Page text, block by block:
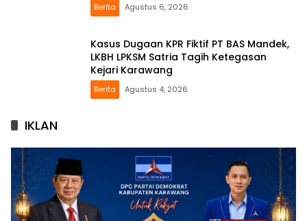
Berita Agustus 6, 2026
Kasus Dugaan KPR Fiktif PT BAS Mandek,
LKBH LPKSM Satria Tagih Ketegasan
Kejari Karawang
Berita Agustus 4, 2026
IKLAN